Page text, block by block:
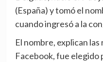
(España) y tomó el
cuando ingresó a la
El nombre, explican
Facebook, fue elegido